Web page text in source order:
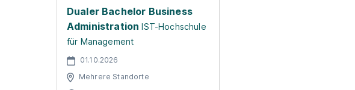
Dualer Bachelor Business
Administration IST-Hochschule
für Management
01.10.2026
Mehrere Standorte